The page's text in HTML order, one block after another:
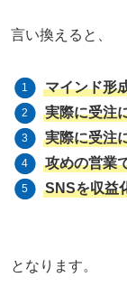
言い換えると、
マインド形
実際に受注
実際に受注
攻めの営業
SNSを収益
となります。